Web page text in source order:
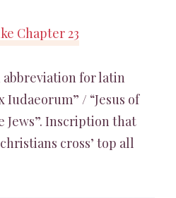
Chapter 23
abbreviation for latin
Iudaeorum” / “Jesus of
Jews”. Inscription that
cross’ top all